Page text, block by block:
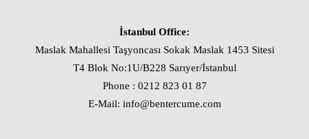
İstanbul Office:
Maslak Mahallesi Taşyoncası Sokak Maslak 1453 Sitesi
T4 Blok No:1U/B228 Sarıyer/İstanbul
Phone : 0212 823 01 87
E-Mail: info@bentercume.com